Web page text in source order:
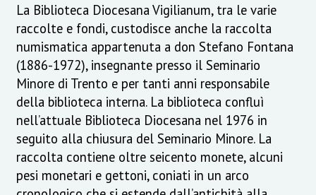
La Biblioteca Diocesana Vigilianum, tra le varie
raccolte e fondi, custodisce anche la raccolta
numismatica appartenuta a don Stefano Fontana
(1886-1972), insegnante presso il Seminario
Minore di Trento e per tanti anni responsabile
della biblioteca interna. La biblioteca confluì
nell’attuale Biblioteca Diocesana nel 1976 in
seguito alla chiusura del Seminario Minore. La
raccolta contiene oltre seicento monete, alcuni
pesi monetari e gettoni, coniati in un arco